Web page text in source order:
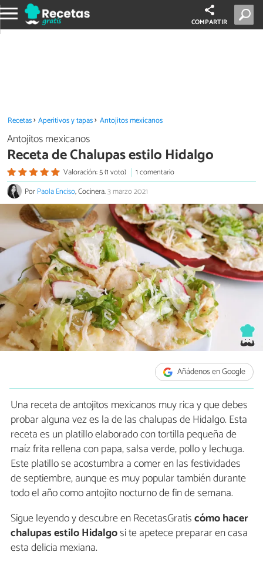
COMPARTIR
Recetas Aperitivos y tapas Antojitos mexicanos
Antojitos mexicanos
Receta de Chalupas estilo Hidalgo
Valoración: 5 (1 voto)
1 comentario
PorPaola Enciso, Cocinera.3 marzo 2021
Añádenos en Google
Una receta de antojitos mexicanos muy rica y que debes
probar alguna vez es la de las chalupas de Hidalgo. Esta
receta es un platillo elaborado con tortilla pequeña de
maíz frita rellena con papa, salsa verde, pollo y lechuga.
Este platillo se acostumbra a comer en las festividades
de septiembre, aunque es muy popular también durante
todo el año como antojito nocturno de fin de semana.
Sigue leyendo y descubre en RecetasGratiscómo hacer
chalupas estilo Hidalgosi te apetece preparar en casa
esta delicia mexiana.